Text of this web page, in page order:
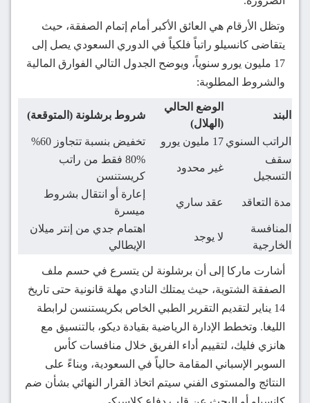
وتظل الأرقام هي العائق الأكبر أمام إتمام الصفقة، حيث
يتقاضى كانسيلو راتباً فلكياً في الدوري السعودي يصل إلى
17 مليون يورو سنوياً، ويوضح الجدول التالي الفوارق المالية
والشروط المطلوبة:
البند
الوضع الحالي
(الهلال)
شروط برشلونة (المتوقعة)
الراتب السنوي 17 مليون يورو
تخفيض بنسبة تتجاوز 60%
سقف
التسجيل
غير محدود
80% فقط من راتب
كريستنسن
مدة التعاقد عقد ساري
إعارة أو انتقال بشروط
ميسرة
المنافسة
الخارجية
لا يوجد
اهتمام جدي من إنتر ميلان
الإيطالي
أشارت ماركا إلى أن برشلونة لن يتسرع في حسم ملف
الصفقة الشتوية، حيث يمتلك النادي مهلة قانونية حتى تاريخ
14 يناير لتقديم التقرير الطبي الخاص بكريستنسن لرابطة
الليغا. وتخطط الإدارة الرياضية بقيادة ديكو، بالتنسيق مع
هانزي فليك، لتقييم أداء الفريق خلال منافسات كأس
السوبر الإسباني المقامة حالياً في السعودية، وبناءً على
النتائج والمستوى الفني سيتم اتخاذ القرار النهائي بشأن ضم